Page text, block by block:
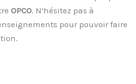
OPCO. N’hésitez pas à
pour pouvoir faire